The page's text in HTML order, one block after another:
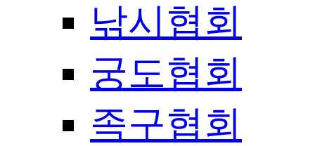
낚시협회
궁도협회
족구협회